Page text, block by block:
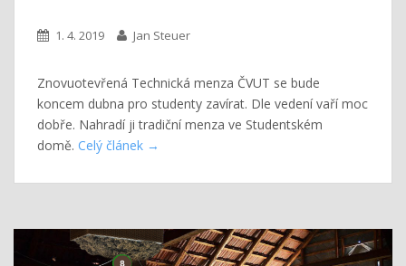
1. 4. 2019 Jan Steuer
Znovuotevřená Technická menza ČVUT se bude
koncem dubna pro studenty zavírat. Dle vedení vaří moc
dobře. Nahradí ji tradiční menza ve Studentském
domě. Celý článek